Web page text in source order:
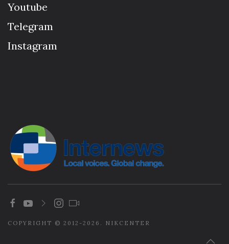
Youtube
Telegram
Instagram
COPYRIGHT © 2012-2026. NIKCENTER